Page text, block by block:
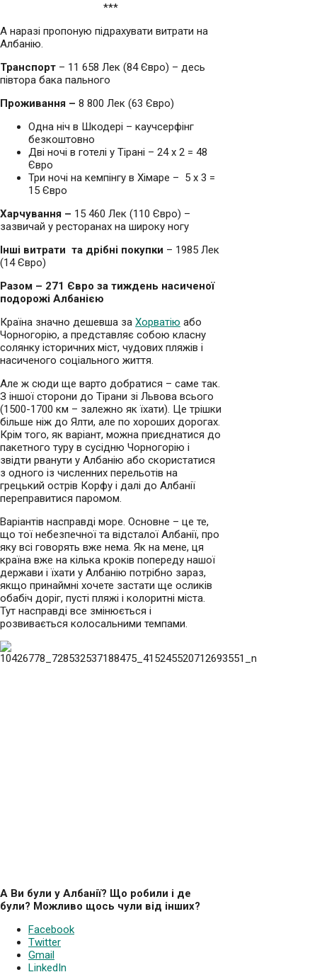
***
А наразі пропоную підрахувати витрати на
Албанію.
Транспорт – 11 658 Лек (84 Євро) – десь
півтора бака пального
Проживання – 8 800 Лек (63 Євро)
Одна ніч в Шкодері – каучсерфінг
безкоштовно
Дві ночі в готелі у Тірані – 24 х 2 = 48
Євро
Три ночі на кемпінгу в Хімаре – 5 х 3 =
15 Євро
Харчування – 15 460 Лек (110 Євро) –
зазвичай у ресторанах на широку ногу
Інші витрати та дрібні покупки – 1985 Лек
(14 Євро)
Разом – 271 Євро за тиждень насиченої
подорожі Албанією
Країна значно дешевша за Хорватію або
Чорногорію, а представляє собою класну
солянку історичних міст, чудових пляжів і
насиченого соціального життя.
Але ж сюди ще варто добратися – саме так.
З іншої сторони до Тірани зі Львова всього
(1500-1700 км – залежно як їхати). Це трішки
більше ніж до Ялти, але по хороших дорогах.
Крім того, як варіант, можна приєднатися до
пакетного туру в сусідню Чорногорію і
звідти рванути у Албанію або скористатися
з одного із численних перельотів на
грецький острів Корфу і далі до Албанії
переправитися паромом.
Варіантів насправді море. Основне – це те,
що тої небезпечної та відсталої Албанії, про
яку всі говорять вже нема. Як на мене, ця
країна вже на кілька кроків попереду нашої
держави і їхати у Албанію потрібно зараз,
якщо принаймні хочете застати ще осликів
обабіч доріг, пусті пляжі і колоритні міста.
Тут насправді все змінюється і
розвивається колосальними темпами.
А Ви були у Албанії? Що робили і де
були? Можливо щось чули від інших?
Facebook
Twitter
Gmail
LinkedIn